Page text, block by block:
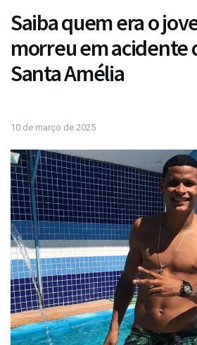
Saiba quem era o
morreu em acidente
Santa Amélia
10 de março de 2025